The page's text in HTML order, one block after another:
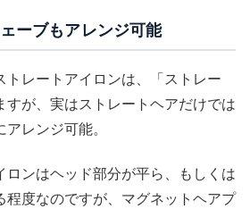
ーブもアレンジ可能
トレートアイロンは、「ストレー
すが、実はストレートヘアだけでは
レンジ可能。
ロンはヘッド部分が平ら、もしくは
程度なのですが、マグネットヘアプ